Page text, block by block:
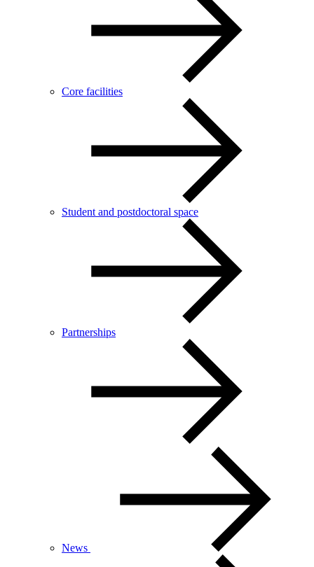
Core facilities
Student and postdoctoral space
Partnerships
News